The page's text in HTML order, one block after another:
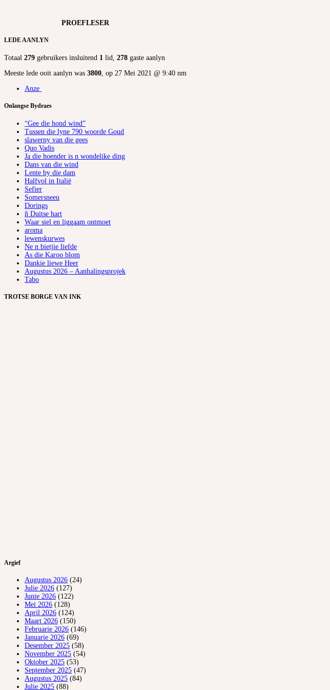
PROEFLESER
LEDE AANLYN
Totaal 279 gebruikers insluitend 1 lid, 278 gaste aanlyn
Meeste lede ooit aanlyn was 3800 , op 27 Mei 2021 @ 9:40 nm
Anze
Onlangse Bydraes
“Gee die hond wind”
Tussen die lyne 790 woorde Goud
slawerny van die gees
Quo Vadis
Ja die hoender is n wondelike ding
Dans van die wind
Lente by die dam
Halfvol in Italië
Sefier
Somersneeu
Dorings
ñ Duitse hart
Waar siel en liggaam ontmoet
aroma
lewenskurwes
Ne n bietjie liefde
As die Karoo blom
Dankie liewe Heer
Augustus 2026 – Aanhalingsprojek
Tabo
TROTSE BORGE VAN INK
Argief
Augustus 2026 (24)
Julie 2026 (127)
Junie 2026 (122)
Mei 2026 (128)
April 2026 (124)
Maart 2026 (150)
Februarie 2026 (146)
Januarie 2026 (69)
Desember 2025 (58)
November 2025 (54)
Oktober 2025 (53)
September 2025 (47)
Augustus 2025 (84)
Julie 2025 (88)